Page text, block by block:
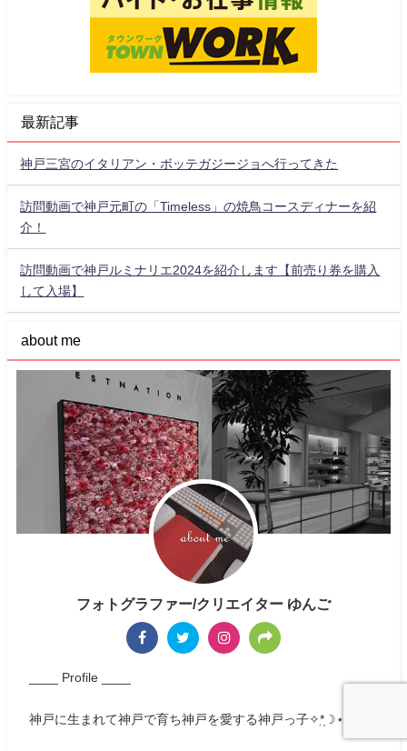
最新記事
神戸三宮のイタリアン・ボッテガジージョへ行ってきた
訪問動画で神戸元町の「Timeless」の焼鳥コースディナーを紹
介！
訪問動画で神戸ルミナリエ2024を紹介します【前売り券を購入
して入場】
about me
フォトグラファー/クリエイター ゆんご
____ Profile ____
神戸に生まれて神戸で育ち神戸を愛する神戸っ子✧*̣̩☽⋆